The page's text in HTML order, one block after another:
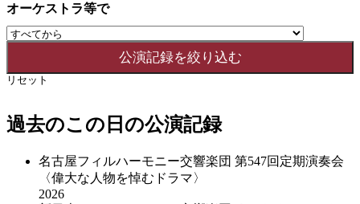
オーケストラ等で
リセット
過去のこの日の公演記録
名古屋フィルハーモニー交響楽団 第547回定期演奏会
〈偉大な人物を悼むドラマ〉
2026